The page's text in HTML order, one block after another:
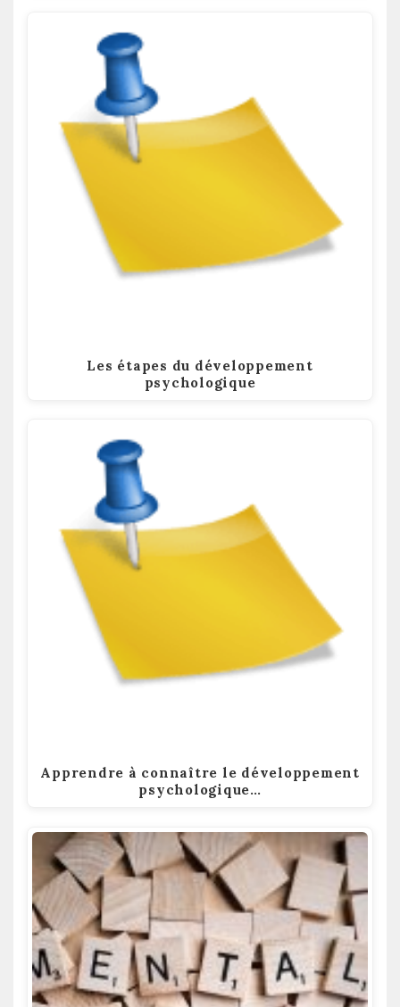
Les étapes du développement
psychologique
Apprendre à connaître le développement
psychologique…